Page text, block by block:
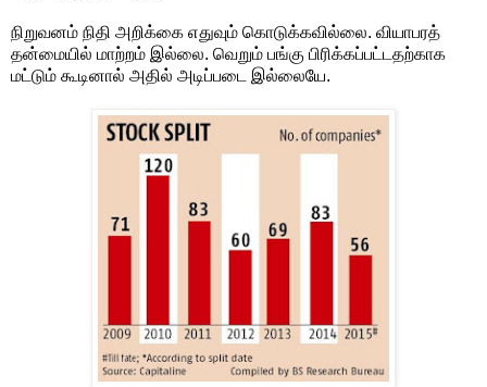
நிறுவனம் நிதி அறிக்கை எதுவும் கொடுக்கவில்லை. வியாபரத்
தன்மையில் மாற்றம் இல்லை. வெறும் பங்கு பிரிக்கப்பட்டதற்காக
மட்டும் கூடினால் அதில் அடிப்படை இல்லையே.